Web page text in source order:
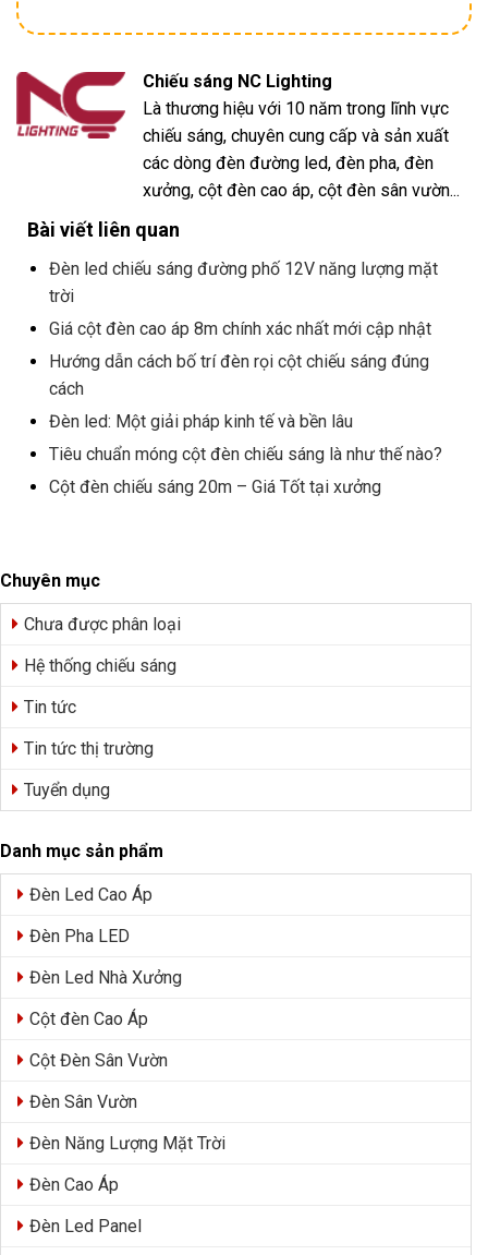
Chuyên mục
Chưa được phân loại
Hệ thống chiếu sáng
Tin tức
Tin tức thị trường
Tuyển dụng
Danh mục sản phẩm
Đèn Led Cao Áp
Đèn Pha LED
Đèn Led Nhà Xưởng
Cột đèn Cao Áp
Cột Đèn Sân Vườn
Đèn Sân Vườn
Đèn Năng Lượng Mặt Trời
Đèn Cao Áp
Đèn Led Panel
Chiếu sáng NC Lighting
Là thương hiệu với 10 năm trong lĩnh vực
chiếu sáng, chuyên cung cấp và sản xuất
các dòng đèn đường led, đèn pha, đèn
xưởng, cột đèn cao áp, cột đèn sân vườn...
Bài viết liên quan
Đèn led chiếu sáng đường phố 12V năng lượng mặt
trời
Giá cột đèn cao áp 8m chính xác nhất mới cập nhật
Hướng dẫn cách bố trí đèn rọi cột chiếu sáng đúng
cách
Đèn led: Một giải pháp kinh tế và bền lâu
Tiêu chuẩn móng cột đèn chiếu sáng là như thế nào?
Cột đèn chiếu sáng 20m – Giá Tốt tại xưởng